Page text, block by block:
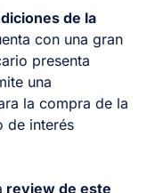
de la
con una gran
presenta
una
la compra de la
de interés
review de este